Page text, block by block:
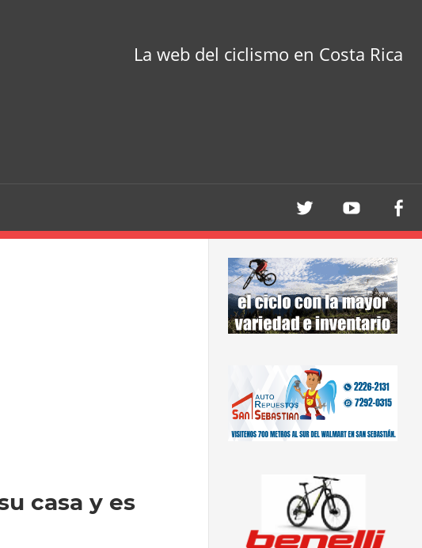
La web del ciclismo en Costa Rica
casa y es